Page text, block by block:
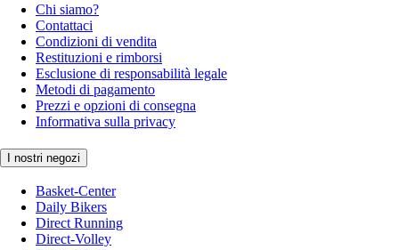
Chi siamo?
Contattaci
Condizioni di vendita
Restituzioni e rimborsi
Esclusione di responsabilità legale
Metodi di pagamento
Prezzi e opzioni di consegna
Informativa sulla privacy
I nostri negozi
Basket-Center
Daily Bikers
Direct Running
Direct-Volley